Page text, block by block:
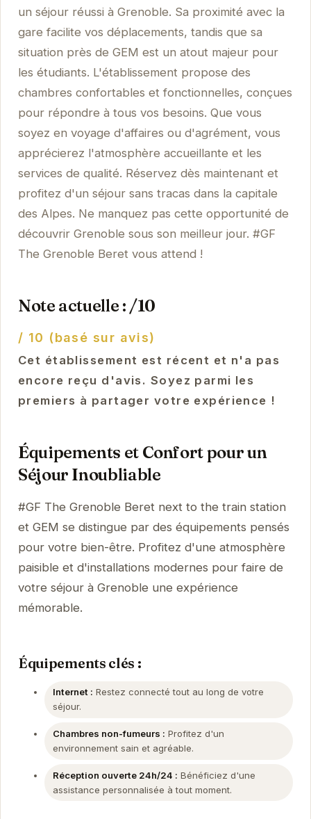
un séjour réussi à Grenoble. Sa proximité avec la
gare facilite vos déplacements, tandis que sa
situation près de GEM est un atout majeur pour
les étudiants. L'établissement propose des
chambres confortables et fonctionnelles, conçues
pour répondre à tous vos besoins. Que vous
soyez en voyage d'affaires ou d'agrément, vous
apprécierez l'atmosphère accueillante et les
services de qualité. Réservez dès maintenant et
profitez d'un séjour sans tracas dans la capitale
des Alpes. Ne manquez pas cette opportunité de
découvrir Grenoble sous son meilleur jour. #GF
The Grenoble Beret vous attend !
Note actuelle : /10
/ 10 (basé sur avis)
Cet établissement est récent et n'a pas
encore reçu d'avis. Soyez parmi les
premiers à partager votre expérience !
Équipements et Confort pour un
Séjour Inoubliable
#GF The Grenoble Beret next to the train station
et GEM se distingue par des équipements pensés
pour votre bien-être. Profitez d'une atmosphère
paisible et d'installations modernes pour faire de
votre séjour à Grenoble une expérience
mémorable.
Équipements clés :
Internet : Restez connecté tout au long de votre
séjour.
Chambres non-fumeurs : Profitez d'un
environnement sain et agréable.
Réception ouverte 24h/24 : Bénéficiez d'une
assistance personnalisée à tout moment.